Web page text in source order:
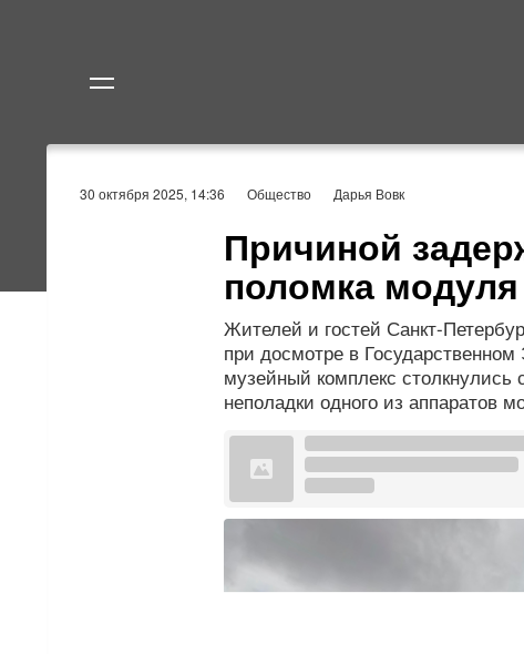
30 октября 2025, 14:36 Общество Дарья Вовк
Причиной
поломка
Жителей и гостей Санкт-
при досмотре в
музейный комплекс
неполадки одного из аппаратов